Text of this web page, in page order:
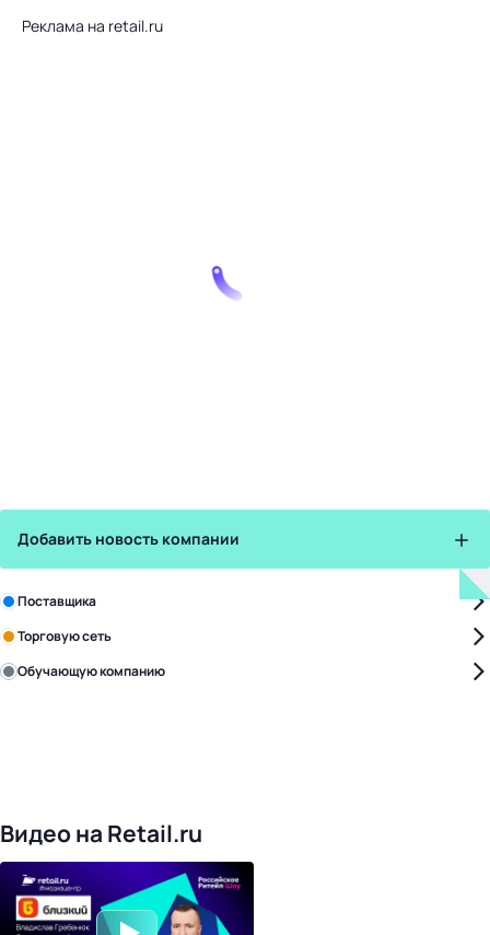
Реклама на retail.ru
Добавить новость компании
Зарегистрируйте в бизнес-центре:
Поставщика
Торговую сеть
Обучающую компанию
Видео на Retail.ru